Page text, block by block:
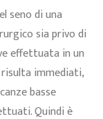
seno di una
sia privo di
effettuata in un
immediati,
basse
Quindi è